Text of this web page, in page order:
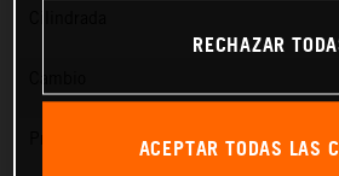
Preparación de la mezcla
RECHAZAR
ACEPTAR TODAS LAS